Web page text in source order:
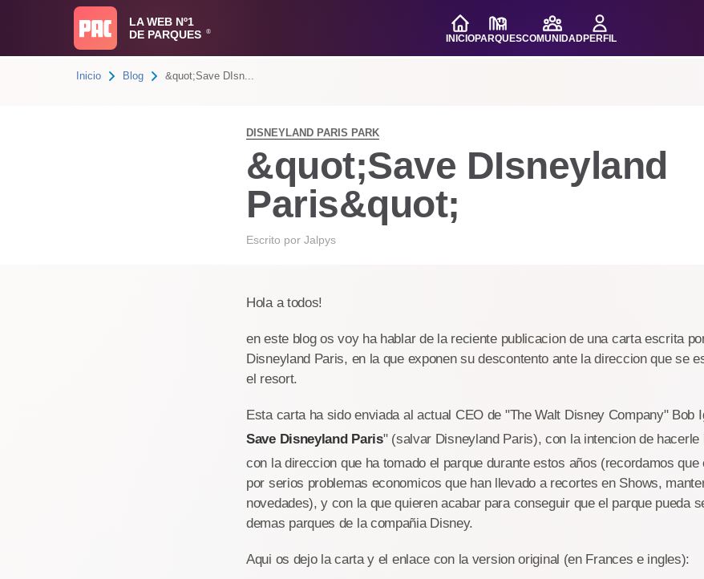
LA WEB Nº1
DE PARQUES
®
INICIOPARQUESCOMUNIDADPERFIL
Inicio Blog &quot;Save DIsn...
DISNEYLAND PARIS PARK
&quot;Save DIsneyland
Paris&quot;
Escrito por Jalpys
Hola a todos!
en este blog os voy ha hablar de la reciente publicacion de una carta escrita
Disneyland Paris, en la que exponen su descontento ante la direccion que se
el resort.
Esta carta ha sido enviada al actual CEO de "The Walt Disney Company" Bob
Save Disneyland Paris" (salvar Disneyland Paris), con la intencion de hacerle
con la direccion que ha tomado el parque durante estos años (recordamos que
por serios problemas economicos que han llevado a recortes en Shows,
novedades), y con la que quieren acabar para conseguir que el parque pueda
demas parques de la compañia Disney.
Aqui os dejo la carta y el enlace con la version original (en Frances e ingles):